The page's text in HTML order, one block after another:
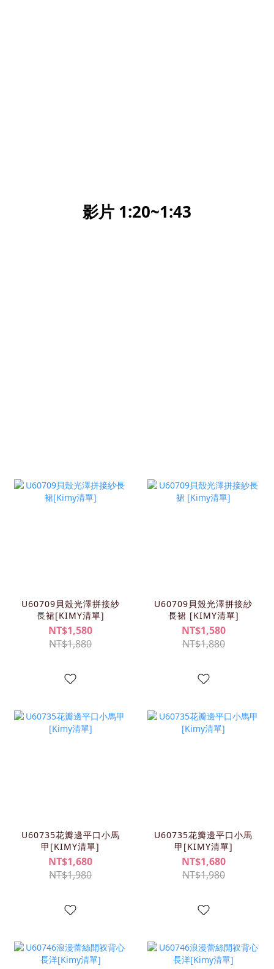
影片 1:20~1:43
U60709貝殼光澤拼接紗
長裙[KIMY清單]
NT$1,580
NT$1,880
U60709貝殼光澤拼接紗
長裙 [KIMY清單]
NT$1,580
NT$1,880
U60735花瓣邊平口小馬
甲[KIMY清單]
NT$1,680
NT$1,980
U60735花瓣邊平口小馬
甲[KIMY清單]
NT$1,680
NT$1,980